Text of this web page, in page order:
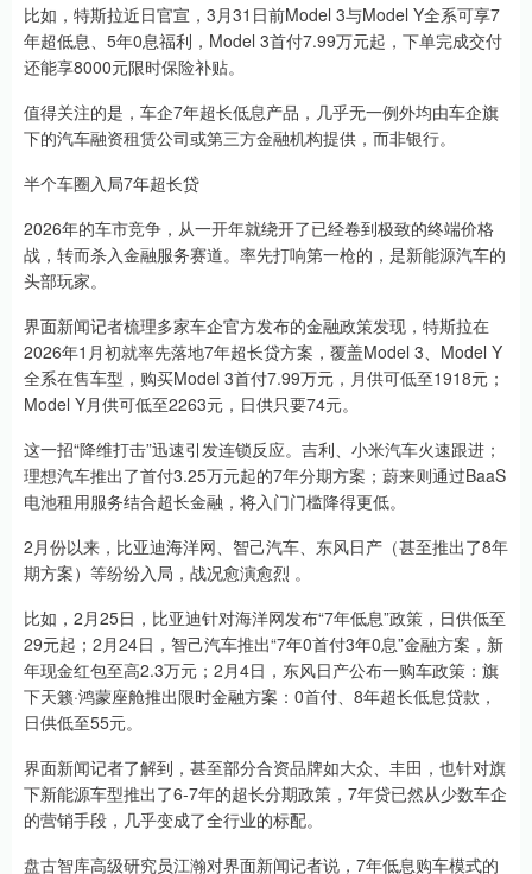
比如，特斯拉近日官宣，3月31日前Model 3与Model Y全系可享7
年超低息、5年0息福利，Model 3首付7.99万元起，下单完成交付
还能享8000元限时保险补贴。
值得关注的是，车企7年超长低息产品，几乎无一例外均由车企旗
下的汽车融资租赁公司或第三方金融机构提供，而非银行。
半个车圈入局7年超长贷
2026年的车市竞争，从一开年就绕开了已经卷到极致的终端价格
战，转而杀入金融服务赛道。率先打响第一枪的，是新能源汽车的
头部玩家。
界面新闻记者梳理多家车企官方发布的金融政策发现，特斯拉在
2026年1月初就率先落地7年超长贷方案，覆盖Model 3、Model Y
全系在售车型，购买Model 3首付7.99万元，月供可低至1918元；
Model Y月供可低至2263元，日供只要74元。
这一招“降维打击”迅速引发连锁反应。吉利、小米汽车火速跟进；
理想汽车推出了首付3.25万元起的7年分期方案；蔚来则通过BaaS
电池租用服务结合超长金融，将入门门槛降得更低。
2月份以来，比亚迪海洋网、智己汽车、东风日产（甚至推出了8年
期方案）等纷纷入局，战况愈演愈烈 。
比如，2月25日，比亚迪针对海洋网发布“7年低息”政策，日供低至
29元起；2月24日，智己汽车推出“7年0首付3年0息”金融方案，新
年现金红包至高2.3万元；2月4日，东风日产公布一购车政策：旗
下天籁·鸿蒙座舱推出限时金融方案：0首付、8年超长低息贷款，
日供低至55元。
界面新闻记者了解到，甚至部分合资品牌如大众、丰田，也针对旗
下新能源车型推出了6-7年的超长分期政策，7年贷已然从少数车企
的营销手段，几乎变成了全行业的标配。
盘古智库高级研究员江瀚对界面新闻记者说，7年低息购车模式的